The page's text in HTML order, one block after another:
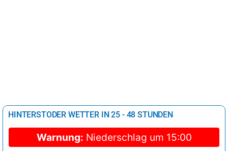
HINTERSTODER WETTER IN 25 - 48 STUNDEN
Warnung: Niederschlag um 15:00